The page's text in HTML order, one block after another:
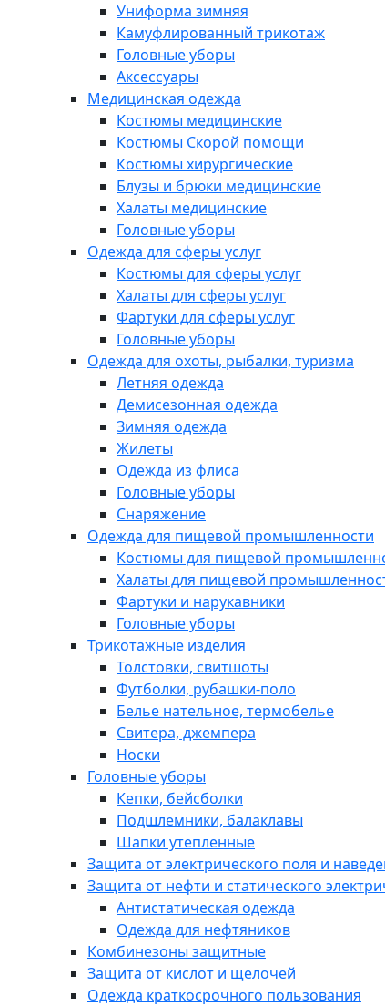
Униформа зимняя
Камуфлированный трикотаж
Головные уборы
Аксессуары
Медицинская одежда
Костюмы медицинские
Костюмы Скорой помощи
Костюмы хирургические
Блузы и брюки медицинские
Халаты медицинские
Головные уборы
Одежда для сферы услуг
Костюмы для сферы услуг
Халаты для сферы услуг
Фартуки для сферы услуг
Головные уборы
Одежда для охоты, рыбалки, туризма
Летняя одежда
Демисезонная одежда
Зимняя одежда
Жилеты
Одежда из флиса
Головные уборы
Снаряжение
Одежда для пищевой промышленности
Костюмы для пищевой
Халаты для пищевой
Фартуки и нарукавники
Головные уборы
Трикотажные изделия
Толстовки, свитшоты
Футболки, рубашки-поло
Белье нательное, термобелье
Свитера, джемпера
Носки
Головные уборы
Кепки, бейсболки
Подшлемники, балаклавы
Шапки утепленные
Защита от электрического поля и
Защита от нефти и статического
Антистатическая одежда
Одежда для нефтяников
Комбинезоны защитные
Защита от кислот и щелочей
Одежда краткосрочного пользования